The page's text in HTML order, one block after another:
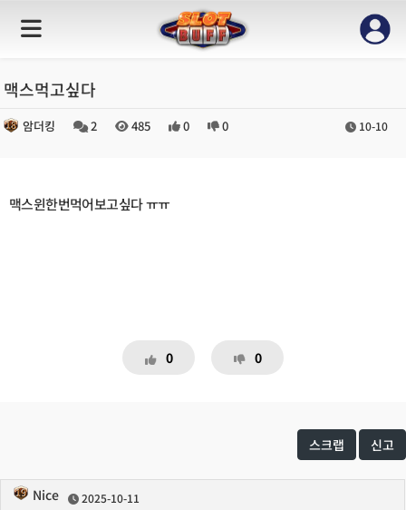
맥스먹고싶다
암더킹 2 485 0 0 10-10
맥스윈한번먹어보고싶다 ㅠㅠ
0 0
스크랩 신고
Nice 2025-10-11